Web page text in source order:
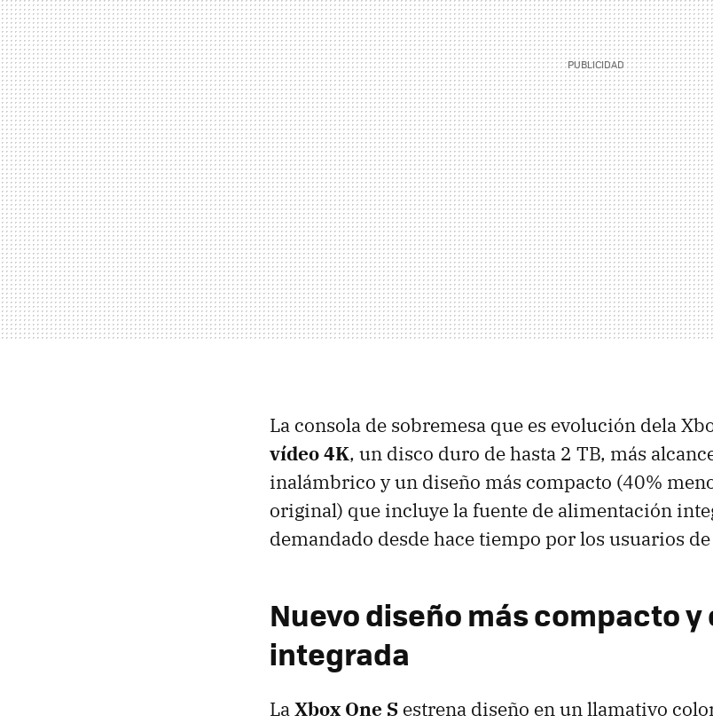
La consola de sobremesa que es evolución dela
vídeo 4K, un disco duro de hasta 2 TB, más
inalámbrico y un diseño más compacto (40%
original) que incluye la fuente de alimentación
demandado desde hace tiempo por los usuarios
Nuevo diseño más compacto
integrada
LaXbox One S estrena diseño en un llamativo